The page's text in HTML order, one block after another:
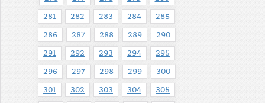
281 282 283 284 285
286 287 288 289 290
291 292 293 294 295
296 297 298 299 300
301 302 303 304 305